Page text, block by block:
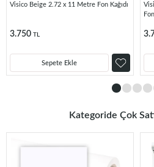
Visico Beige 2.72 x 11 Metre Fon Kağıdı
3.750 TL
Sepete Ekle
Kategoride Çok